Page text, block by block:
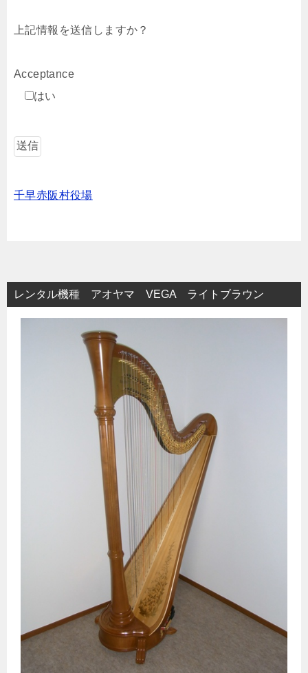
上記情報を送信しますか？
Acceptance
はい
千早赤阪村役場
レンタル機種 アオヤマ VEGA ライトブラウン